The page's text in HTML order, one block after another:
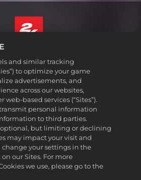
информация
конфиденциальности
файлов cookie
Поддержка
мои персональные данные
заказа и возвраты
партнеры 2K
Software Inc. 2K, Firaxis Games,
logos are trademarks of Take-Two
Русский
and similar tracking
to optimize your game
advertisements, and
across our websites,
based services (“Sites”).
personal information
to third parties.
optional, but limiting or declining
may impact your visit and
change your settings in the
our Sites. For more
we use, please go to the